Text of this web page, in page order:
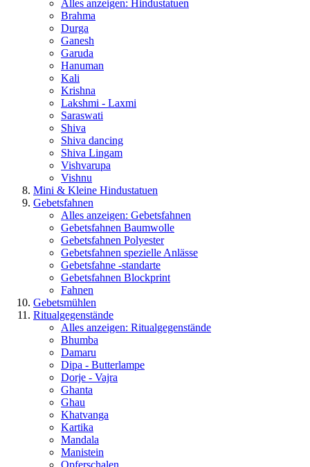
Alles anzeigen: Hindustatuen
Brahma
Durga
Ganesh
Garuda
Hanuman
Kali
Krishna
Lakshmi - Laxmi
Saraswati
Shiva
Shiva dancing
Shiva Lingam
Vishvarupa
Vishnu
Mini & Kleine Hindustatuen
Gebetsfahnen
Alles anzeigen: Gebetsfahnen
Gebetsfahnen Baumwolle
Gebetsfahnen Polyester
Gebetsfahnen spezielle Anlässe
Gebetsfahne -standarte
Gebetsfahnen Blockprint
Fahnen
Gebetsmühlen
Ritualgegenstände
Alles anzeigen: Ritualgegenstände
Bhumba
Damaru
Dipa - Butterlampe
Dorje - Vajra
Ghanta
Ghau
Khatvanga
Kartika
Mandala
Manistein
Opferschalen